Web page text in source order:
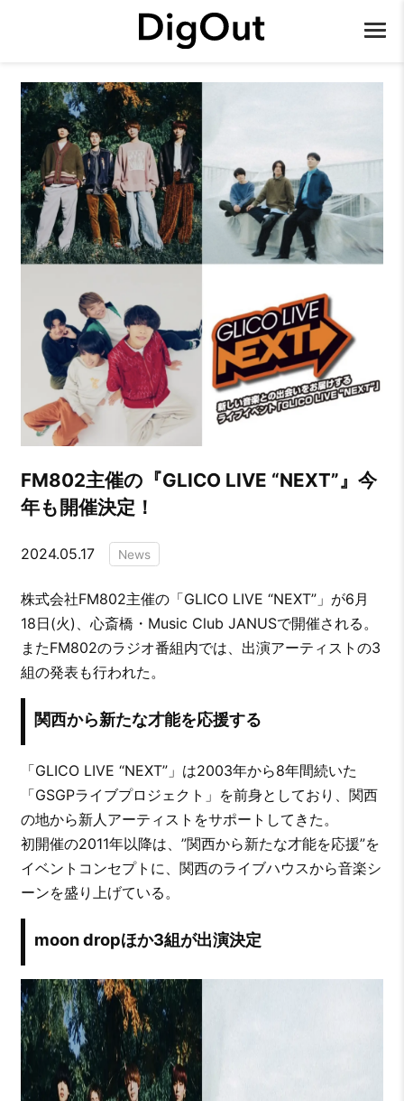
FM802主催の『GLICO LIVE “NEXT”』今
年も開催決定！
2024.05.17 News
株式会社FM802主催の「GLICO LIVE “NEXT”」が6月
18日(火)、心斎橋・Music Club JANUSで開催される。
またFM802のラジオ番組内では、出演アーティストの3
組の発表も行われた。
関西から新たな才能を応援する
「GLICO LIVE “NEXT”」は2003年から8年間続いた
「GSGPライブプロジェクト」を前身としており、関西
の地から新人アーティストをサポートしてきた。
初開催の2011年以降は、”関西から新たな才能を応援”を
イベントコンセプトに、関西のライブハウスから音楽シ
ーンを盛り上げている。
moon dropほか3組が出演決定